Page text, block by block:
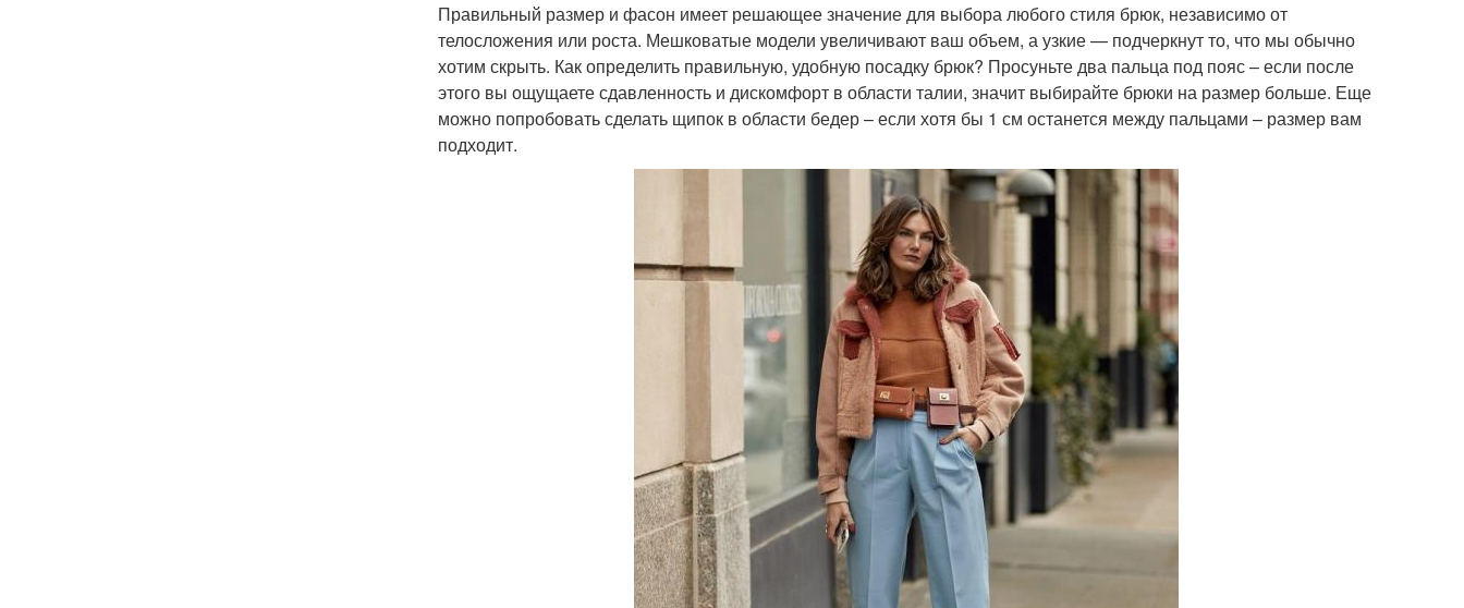
Правильный размер и фасон имеет решающее значение для выбора любого стиля брюк, независимо от
телосложения или роста. Мешковатые модели увеличивают ваш объем, а узкие — подчеркнут то, что мы обычно
хотим скрыть. Как определить правильную, удобную посадку брюк? Просуньте два пальца под пояс – если после
этого вы ощущаете сдавленность и дискомфорт в области талии, значит выбирайте брюки на размер больше. Еще
можно попробовать сделать щипок в области бедер – если хотя бы 1 см останется между пальцами – размер вам
подходит.